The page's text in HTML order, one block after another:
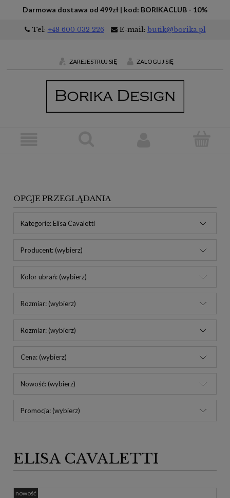
Darmowa dostawa od 499zł | kod: BORIKACLUB - 10%
Tel: +48 600 032 226 E-mail: butik@borika.pl
ZAREJESTRUJ SIĘ ZALOGUJ SIĘ
OPCJE PRZEGLĄDANIA
Kategorie: Elisa Cavaletti
Producent: (wybierz)
Kolor ubrań: (wybierz)
Rozmiar: (wybierz)
Rozmiar: (wybierz)
Cena: (wybierz)
Nowość: (wybierz)
Promocja: (wybierz)
ELISA CAVALETTI
nowość